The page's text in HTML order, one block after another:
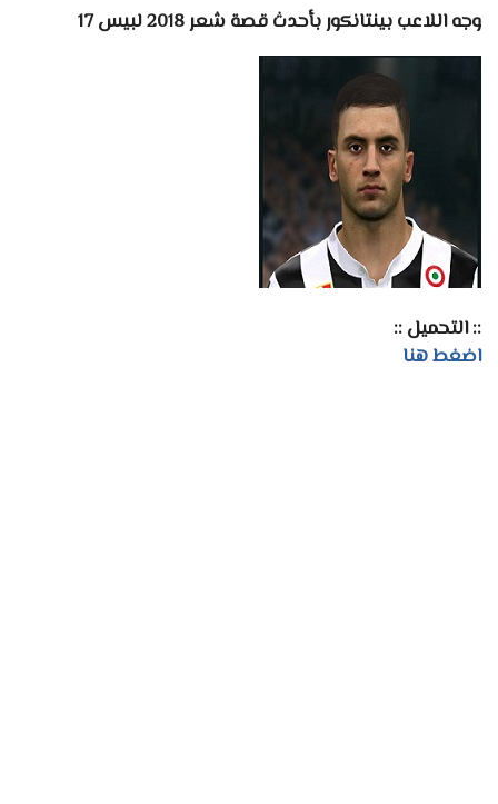
وجه اللاعب بينتانكور بأحدث قصة شعر 2018 لبيس 17
:: التحميل ::
اضغط هنا